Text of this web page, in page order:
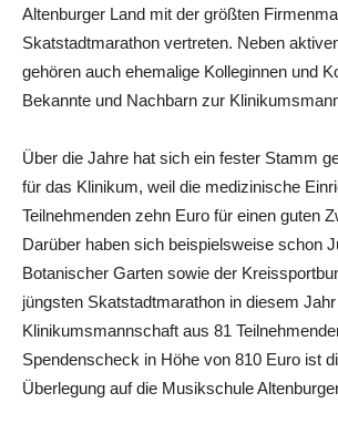
Altenburger Land mit der größten
Skatstadtmarathon vertreten. Neben
gehören auch ehemalige Kolleginnen und
Bekannte und Nachbarn zur
Über die Jahre hat sich ein fester Stamm
für das Klinikum, weil die medizinische
Teilnehmenden zehn Euro für einen guten
Darüber haben sich beispielsweise schon
Botanischer Garten sowie der
jüngsten Skatstadtmarathon in diesem
Klinikumsmannschaft aus 81
Spendenscheck in Höhe von 810 Euro ist
Überlegung auf die Musikschule